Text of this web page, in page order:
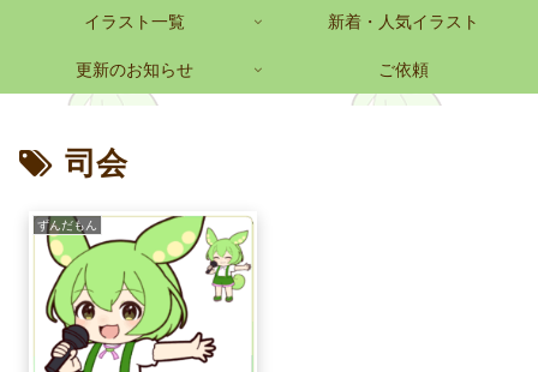
イラスト一覧 新着・人気イラスト
更新のお知らせ ご依頼
司会
ずんだもん